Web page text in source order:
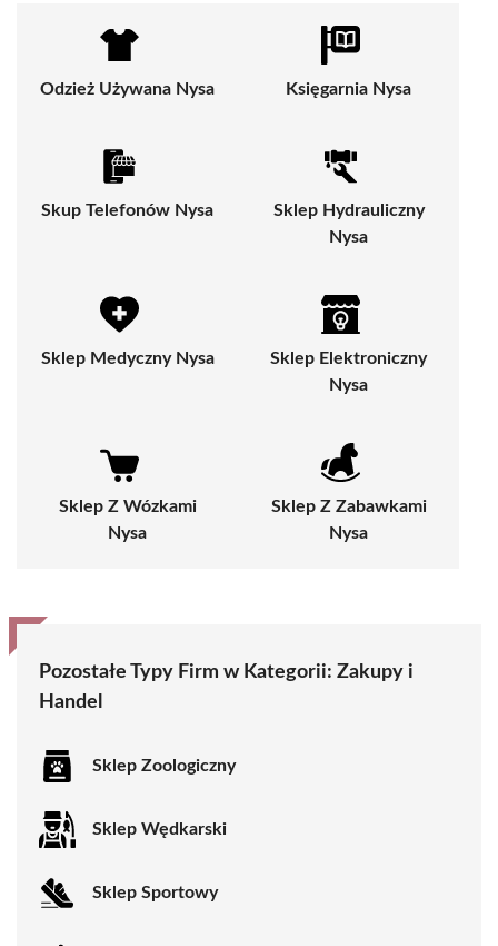
Odzież Używana Nysa Księgarnia Nysa
Skup Telefonów Nysa
Sklep Hydrauliczny
Nysa
Sklep Medyczny Nysa
Sklep Elektroniczny
Nysa
Sklep Z Wózkami
Nysa
Sklep Z Zabawkami
Nysa
Pozostałe Typy Firm w Kategorii: Zakupy i
Handel
Sklep Zoologiczny
Sklep Wędkarski
Sklep Sportowy